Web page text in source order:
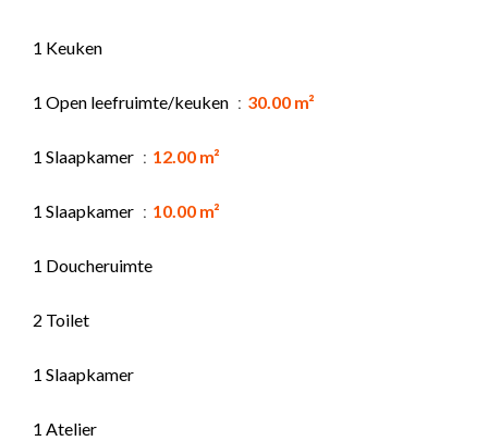
1 Keuken
1 Open leefruimte/keuken 30.00 m²
1 Slaapkamer 12.00 m²
1 Slaapkamer 10.00 m²
1 Doucheruimte
2 Toilet
1 Slaapkamer
1 Atelier